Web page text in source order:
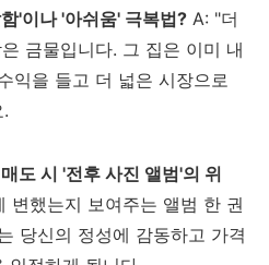
'이나 '아쉬움' 극복법? A: "더
금물입니다. 그 집은 이미 내
익을 들고 더 넓은 시장으로
도 시 '전후 사진 앨범'의 위
변했는지 보여주는 앨범 한 권
당신의 정성에 감동하고 가격